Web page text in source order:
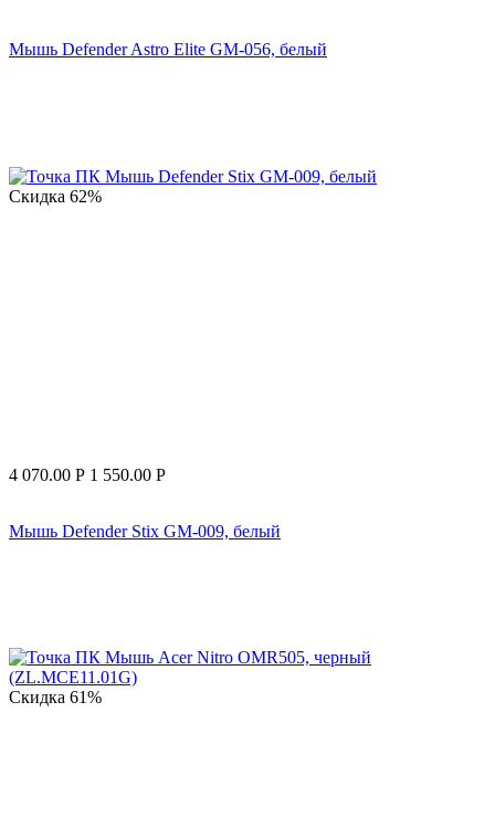
Мышь Defender Astro Elite GM-056, белый
Скидка 62%
4 070.00 Р 1 550.00 Р
Мышь Defender Stix GM-009, белый
Скидка 61%